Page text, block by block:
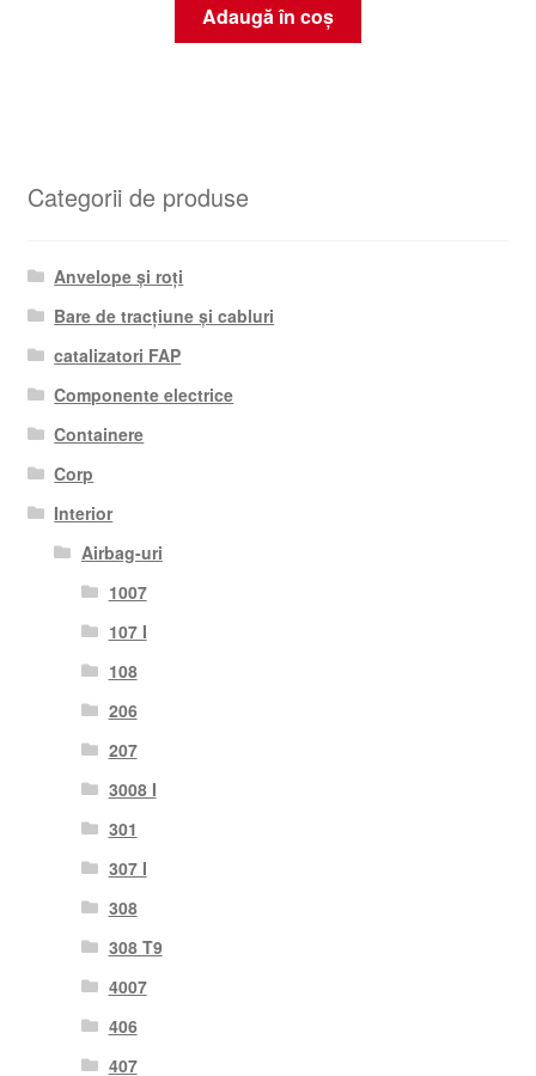
Adaugă în coș
Categorii de produse
Anvelope și roți
Bare de tracțiune și cabluri
catalizatori FAP
Componente electrice
Containere
Corp
Interior
Airbag-uri
1007
107 I
108
206
207
3008 I
301
307 I
308
308 T9
4007
406
407